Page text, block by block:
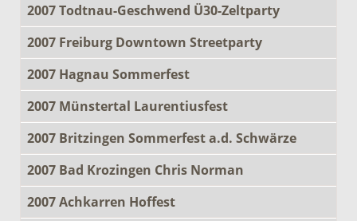
2007 Todtnau-Geschwend Ü30-Zeltparty
2007 Freiburg Downtown Streetparty
2007 Hagnau Sommerfest
2007 Münstertal Laurentiusfest
2007 Britzingen Sommerfest a.d. Schwärze
2007 Bad Krozingen Chris Norman
2007 Achkarren Hoffest